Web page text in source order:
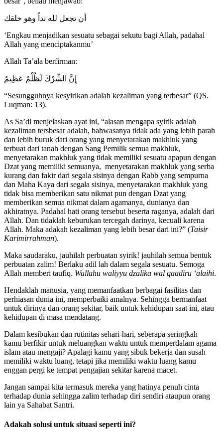
أن تجعل لله نداً وهو خلقك
‘Engkau menjadikan sesuatu sebagai sekutu bagi Allah, padahal
Allah yang menciptakanmu’
Allah Ta’ala berfirman:
إِنَّ الشِّرْكَ لَظُلْمٌ عَظِيمٌ
“Sesungguhnya kesyirikan adalah kezaliman yang terbesar” (QS.
Luqman: 13).
As Sa’di menjelaskan ayat ini, “alasan mengapa syirik adalah
kezaliman tersbesar adalah, bahwasanya tidak ada yang lebih parah
dan lebih buruk dari orang yang menyetarakan makhluk yang
terbuat dari tanah dengan Sang Pemilik semua makhluk,
menyetarakan makhluk yang tidak memiliki sesuatu apapun dengan
Dzat yang memiliki semuanya, menyetarakan makhluk yang serba
kurang dan fakir dari segala sisinya dengan Rabb yang sempurna
dan Maha Kaya dari segala sisinya, menyetarakan makhluk yang
tidak bisa memberikan satu nikmat pun dengan Dzat yang
memberikan semua nikmat dalam agamanya, dunianya dan
akhiratnya. Padahal hati orang tersebut beserta raganya, adalah dari
Allah. Dan tidaklah keburukan tercegah darinya, kecuali karena
Allah. Maka adakah kezaliman yang lebih besar dari ini?” (Taisir
Karimirrahman).
Maka saudaraku, jauhilah perbuatan syirik! jauhilah semua bentuk
perbuatan zalim! Berlaku adil lah dalam segala sesuatu. Semoga
Allah memberi taufiq. Wallahu waliyyu dzalika wal qaadiru ‘alaihi.
Hendaklah manusia, yang memanfaatkan berbagai fasilitas dan
perhiasan dunia ini, memperbaiki amalnya. Sehingga bermanfaat
untuk dirinya dan orang sekitar, baik untuk kehidupan saat ini, atau
kehidupan di masa mendatang.
Dalam kesibukan dan rutinitas sehari-hari, seberapa seringkah
kamu berfikir untuk meluangkan waktu untuk memperdalam agama
islam atau mengaji? Apalagi kamu yang sibuk bekerja dan susah
memiliki waktu luang, tetapi jika memiliki waktu luang kamu
enggan pergi ke tempat pengajian sekitar karena macet.
Jangan sampai kita termasuk mereka yang hatinya penuh cinta
terhadap dunia sehingga zalim terhadap diri sendiri ataupun orang
lain ya Sahabat Santri.
Adakah solusi untuk situasi seperti ini?